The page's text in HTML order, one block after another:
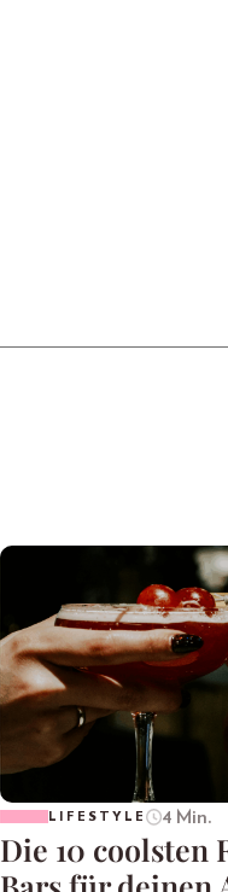
LIFESTYLE 4 Min.
Die 10 coolsten